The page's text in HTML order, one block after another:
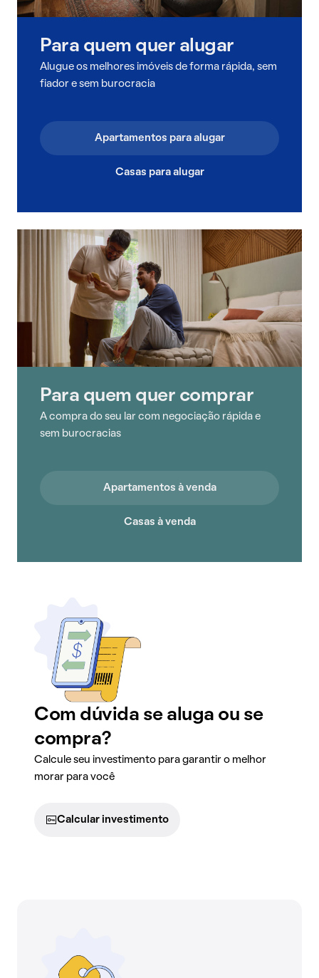
Para quem quer alugar
Alugue os melhores imóveis de forma rápida, sem
fiador e sem burocracia
Apartamentos para alugar
Casas para alugar
Para quem quer comprar
A compra do seu lar com negociação rápida e
sem burocracias
Apartamentos à venda
Casas à venda
Com dúvida se aluga ou se
compra?
Calcule seu investimento para garantir o melhor
morar para você
Calcular investimento